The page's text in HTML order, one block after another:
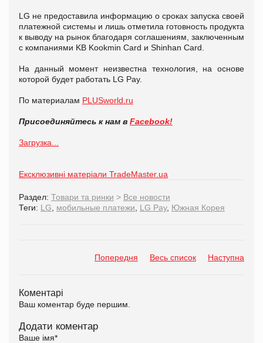
LG не предоставила информацию о сроках запуска своей
платежной системы и лишь отметила готовность продукта
к выводу на рынок благодаря соглашениям, заключенным
с компаниями KB Kookmin Card и Shinhan Card.
На данный момент неизвестна технология, на основе
которой будет работать LG Pay.
По материалам PLUSworld.ru
Присоединяйтесь к нам в Facebook!
Загрузка...
Ексклюзивні матеріали TradeMaster.ua
Раздел: Товари та ринки > Все новости
Теги: LG мобильные платежи LG Pay, Южная Корея
Попередня Весь список Наступна
Коментарі
Ваш коментар буде першим.
Додати коментар
Ваше імя*